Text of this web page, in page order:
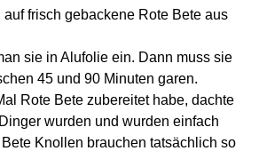
frisch gebackene Rote Bete aus
sie in Alufolie ein. Dann muss sie
45 und 90 Minuten garen.
Rote Bete zubereitet habe, dachte
wurden und wurden einfach
Knollen brauchen tatsächlich so